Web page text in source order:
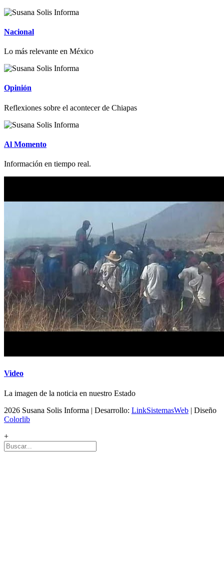
Nacional
Lo más relevante en México
Opinión
Reflexiones sobre el acontecer de Chiapas
Al Momento
Información en tiempo real.
Video
La imagen de la noticia en nuestro Estado
2026 Susana Solis Informa | Desarrollo: LinkSistemasWeb | Diseño
Colorlib
+